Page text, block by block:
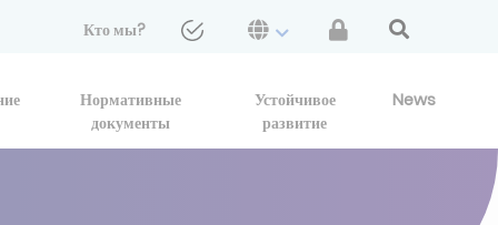
Кто мы?
Нормативные
документы
Устойчивое
развитие
News